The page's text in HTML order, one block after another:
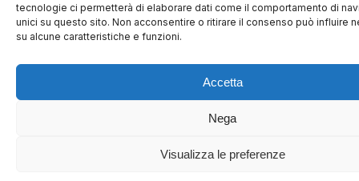
tecnologie ci permetterà di elaborare dati come il comportamento di
unici su questo sito. Non acconsentire o ritirare il consenso può influire
su alcune caratteristiche e funzioni.
Accetta
Nega
Visualizza le preferenze